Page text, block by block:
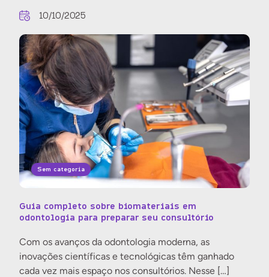
10/10/2025
Sem categoria
Guia completo sobre biomateriais em
odontologia para preparar seu consultório
Com os avanços da odontologia moderna, as
inovações científicas e tecnológicas têm ganhado
cada vez mais espaço nos consultórios. Nesse […]